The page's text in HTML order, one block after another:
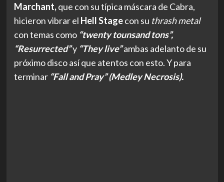
Marchant,que con su típica máscara de Cabra,
hicieron vibrar el Hell Stagecon su thrash metal
con temas como “twenty tounsand tons”,
“Resurrected”y “They live”ambas adelanto de su
próximo disco así que atentos con esto. Y para
terminar “Fall and Pray” (Medley Necrosis).